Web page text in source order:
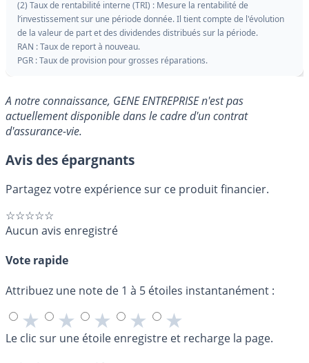
(2) Taux de rentabilité interne (TRI) : Mesure la rentabilité de
l’investissement sur une période donnée. Il tient compte de l'évolution
de la valeur de part et des dividendes distribués sur la période.
RAN : Taux de report à nouveau.
PGR : Taux de provision pour grosses réparations.
A notre connaissance, GENE ENTREPRISE n'est pas
actuellement disponible dans le cadre d'un contrat
d'assurance-vie.
Avis des épargnants
Partagez votre expérience sur ce produit financier.
☆☆☆☆☆
Aucun avis enregistré
Vote rapide
Attribuez une note de 1 à 5 étoiles instantanément :
★ ★ ★ ★ ★
Le clic sur une étoile enregistre et recharge la page.